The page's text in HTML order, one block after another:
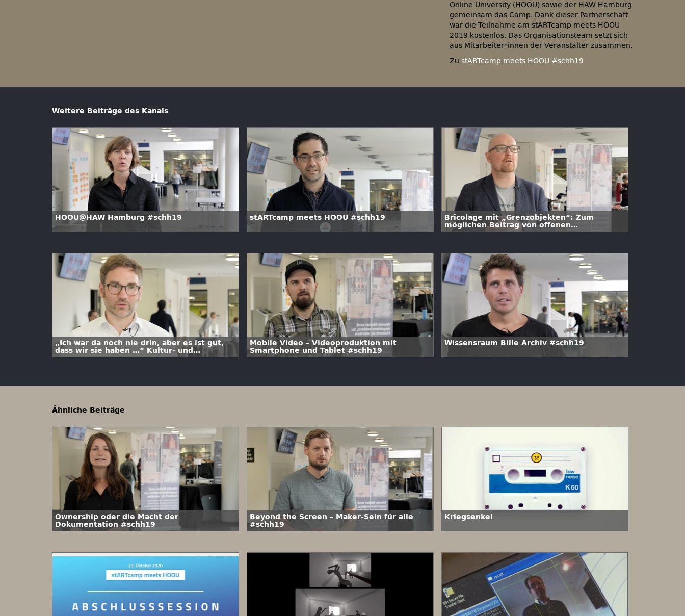
Online University (HOOU) sowie der HAW Hamburg
gemeinsam das Camp. Dank dieser Partnerschaft
war die Teilnahme am stARTcamp meets HOOU
2019 kostenlos. Das Organisationsteam setzt sich
aus Mitarbeiter*innen der Veranstalter zusammen.
Zu stARTcamp meets HOOU #schh19
Weitere Beiträge des Kanals
HOOU@HAW Hamburg #schh19 stARTcamp meets HOOU #schh19
Bricolage mit „Grenzobjekten“: Zum
möglichen Beitrag von offenen
Bildungsressourcen und offenem Design für
„Ich war da noch nie drin, aber es ist gut,
dass wir sie haben …“ Kultur- und
Wissenschaftsorganisationen als Ressource
Mobile Video – Videoproduktion mit
Smartphone und Tablet #schh19
Wissensraum Bille Archiv #schh19
Ähnliche Beiträge
Ownership oder die Macht der
Dokumentation #schh19
Beyond the Screen – Maker-Sein für alle
#schh19
Kriegsenkel